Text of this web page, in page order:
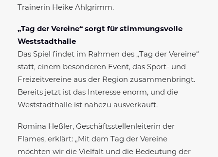
Trainerin Heike Ahlgrimm.
„Tag der Vereine“ sorgt für stimmungsvolle
Weststadthalle
Das Spiel findet im Rahmen des „Tag der Vereine“
statt, einem besonderen Event, das Sport- und
Freizeitvereine aus der Region zusammenbringt.
Bereits jetzt ist das Interesse enorm, und die
Weststadthalle ist nahezu ausverkauft.
Romina Heßler, Geschäftsstellenleiterin der
Flames, erklärt: „Mit dem Tag der Vereine
möchten wir die Vielfalt und die Bedeutung der